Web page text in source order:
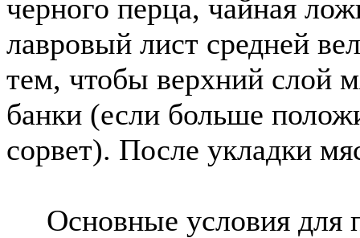
черного перца, чайная
лавровый лист средней
тем, чтобы верхний слой
банки (если больше
сорвет). После укладки
Основные условия для